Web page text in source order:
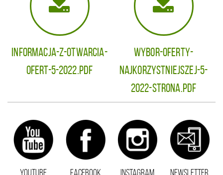
Informacja-z-otwarcia-
ofert-5-2022.pdf
Wybor-oferty-
najkorzystniejszej-5-
2022-strona.pdf
YOUTUBE FACEBOOK INSTAGRAM NEWSLETTER